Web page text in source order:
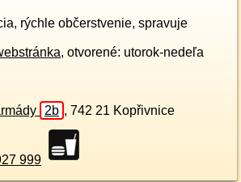
rýchle občerstvenie, spravuje
, otvorené: utorok-nedeľa
2b , 742 21 Kopřivnice
999